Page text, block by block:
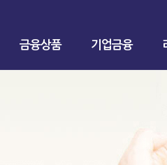
금융상품 기업금융